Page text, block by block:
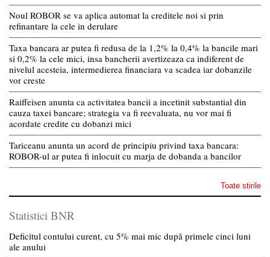
Noul ROBOR se va aplica automat la creditele noi si prin
refinantare la cele in derulare
Taxa bancara ar putea fi redusa de la 1,2% la 0,4% la bancile mari
si 0,2% la cele mici, insa bancherii avertizeaza ca indiferent de
nivelul acesteia, intermedierea financiara va scadea iar dobanzile
vor creste
Raiffeisen anunta ca activitatea bancii a incetinit substantial din
cauza taxei bancare; strategia va fi reevaluata, nu vor mai fi
acordate credite cu dobanzi mici
Tariceanu anunta un acord de principiu privind taxa bancara:
ROBOR-ul ar putea fi inlocuit cu marja de dobanda a bancilor
Toate stirile
Statistici BNR
Deficitul contului curent, cu 5% mai mic după primele cinci luni
ale anului